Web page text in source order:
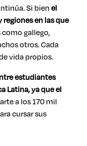
Si bienel
en las que
gallego,
otros. Cada
vida propios.
estudiantes
Latina, ya que el
a los 170 mil
cursar sus